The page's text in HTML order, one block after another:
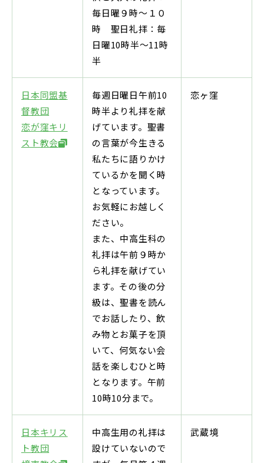
毎日曜９時〜１０
時 聖日礼拝：毎
日曜10時半〜11時
半
日本同盟基
督教団
恋が窪キリ
スト教会
毎週日曜日午前10
時半より礼拝を献
げています。聖書
の言葉が今生きる
私たちに語りかけ
ているかを聞く時
となっています。
お気軽にお越しく
ださい。
また、中高生科の
礼拝は午前９時か
ら礼拝を献げてい
ます。その後の分
級は、聖書を読ん
でお話したり、飲
み物とお菓子を頂
いて、何気ない会
話を楽しむひと時
となります。午前
10時10分まで。
恋ヶ窪
日本キリス
ト教団
中高生用の礼拝は
設けていないので
武蔵境